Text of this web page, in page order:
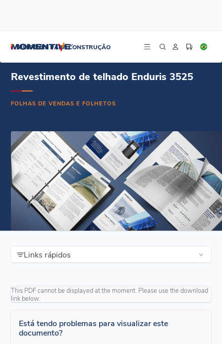
SILICONES PARA CONSTRUÇÃO
Revestimento para telhados Enduris 3525 - Folha de vendas - Português
Revestimento de telhado Enduris 3525
FOLHAS DE VENDAS E FOLHETOS
Links rápidos
This PDF cannot be displayed at the moment. Please use the download
link below.
Está tendo problemas para visualizar este
documento?